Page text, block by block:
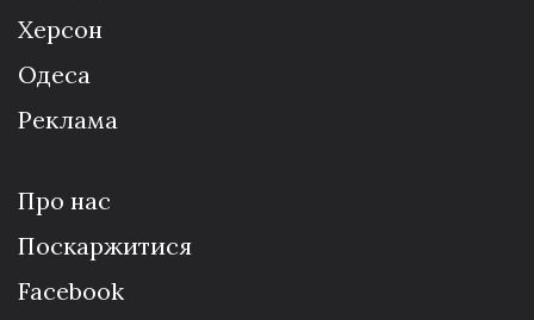
Херсон
Одеса
Реклама
Про нас
Поскаржитися
Facebook